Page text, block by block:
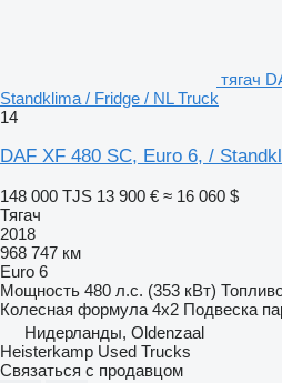
тягач
Standklima / Fridge / NL Truck
14
DAF XF 480 SC, Euro 6, /
148 000 TJS 13 900 € ≈ 16 060 $
Тягач
2018
968 747 км
Euro 6
Мощность 480 л.с. (353 кВт)
Колесная формула 4x2 Подвеска
Нидерланды, Oldenzaal
Heisterkamp Used Trucks
Связаться с продавцом